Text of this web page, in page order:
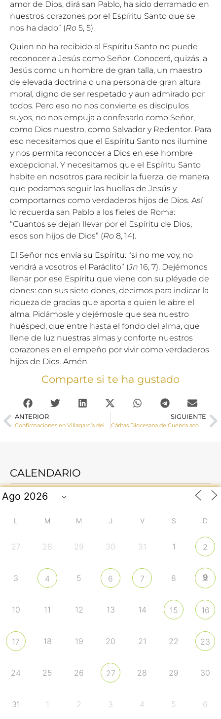
amor de Dios, dirá san Pablo, ha sido derramado en
nuestros corazones por el Espíritu Santo que se
nos ha dado” (Ro 5, 5).
Quien no ha recibido al Espíritu Santo no puede
reconocer a Jesús como Señor. Conocerá, quizás, a
Jesús como un hombre de gran talla, un maestro
de elevada doctrina o una persona de gran altura
moral, digno de ser respetado y aun admirado por
todos. Pero eso no nos convierte es discípulos
suyos, no nos empuja a confesarlo como Señor,
como Dios nuestro, como Salvador y Redentor. Para
eso necesitamos que el Espíritu Santo nos ilumine
y nos permita reconocer a Dios en ese hombre
excepcional. Y necesitamos que el Espíritu Santo
habite en nosotros para recibir la fuerza, de manera
que podamos seguir las huellas de Jesús y
comportarnos como verdaderos hijos de Dios. Así
lo recuerda san Pablo a los fieles de Roma:
“Cuantos se dejan llevar por el Espíritu de Dios,
esos son hijos de Dios” (Ro 8, 14).
El Señor nos envía su Espíritu: “si no me voy, no
vendrá a vosotros el Paráclito” (Jn 16, 7). Dejémonos
llenar por ese Espíritu que viene con su pléyade de
dones: con sus siete dones, decimos para indicar la
riqueza de gracias que aporta a quien le abre el
alma. Pidámosle y dejémosle que sea nuestro
huésped, que entre hasta el fondo del alma, que
llene de luz nuestras almas y conforte nuestros
corazones en el empeño por vivir como verdaderos
hijos de Dios. Amén.
Comparte si te ha gustado
ANTERIOR
Confirmaciones en Villagarcía del Llano y Ledaña
SIGUIENTE
Cáritas Diocesana de Cuenca acompañó a más de 4.300 personas en 2020, la Covid ha disparado las ayudas
CALENDARIO
L M M J V S D
27 28 29 30 31 1 2
3 4 5 6 7 8 9
10 11 12 13 14 15 16
17 18 19 20 21 22 23
24 25 26 27 28 29 30
31 1 2 3 4 5 6